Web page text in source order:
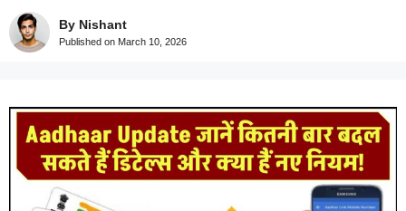
By Nishant
Published on March 10, 2026